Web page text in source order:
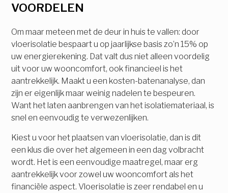
VOORDELEN
Om maar meteen met de deur in huis te vallen: door
vloerisolatie bespaart u op jaarlijkse basis zo’n 15% op
uw energierekening. Dat valt dus niet alleen voordelig
uit voor uw wooncomfort, ook financieel is het
aantrekkelijk. Maakt u een kosten-batenanalyse, dan
zijn er eigenlijk maar weinig nadelen te bespeuren.
Want het laten aanbrengen van het isolatiemateriaal, is
snel en eenvoudig te verwezenlijken.
Kiest u voor het plaatsen van vloerisolatie, dan is dit
een klus die over het algemeen in een dag volbracht
wordt. Het is een eenvoudige maatregel, maar erg
aantrekkelijk voor zowel uw wooncomfort als het
financiële aspect. Vloerisolatie is zeer rendabel en u